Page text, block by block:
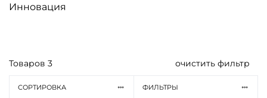
Инновация
Товаров 3 очистить фильтр
СОРТИРОВКА ФИЛЬТРЫ